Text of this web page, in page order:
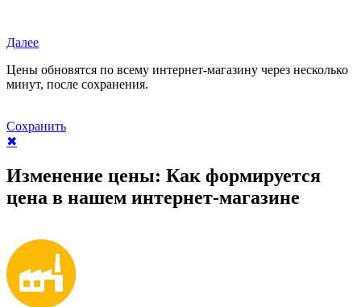
Далее
Цены обновятся по всему интернет-магазину через несколько
минут, после сохранения.
Сохранить
✖
Изменение цены: Как формируется
цена в нашем интернет-магазине